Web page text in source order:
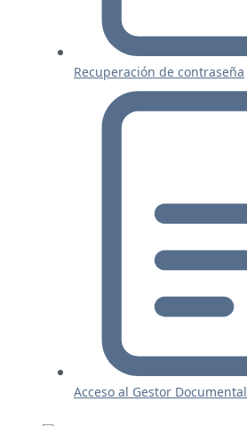
Recuperación de contraseña
Acceso al Gestor Documental